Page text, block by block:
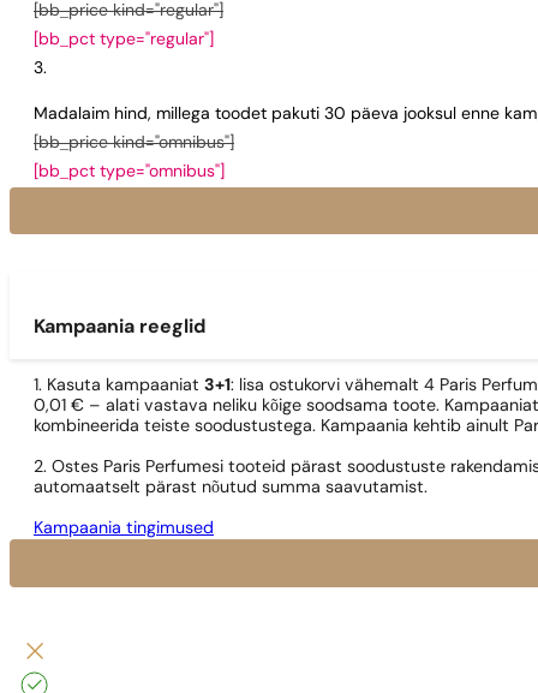
[bb_price kind="regular"]
[bb_pct type="regular"]
Madalaim hind, millega toodet pakuti 30 päeva jooksul enne
[bb_price kind="omnibus"]
[bb_pct type="omnibus"]
Kampaania reeglid
1. Kasuta kampaaniat 3+1: lisa ostukorvi vähemalt 4 Paris
0,01 € – alati vastava neliku kõige soodsama toote.
kombineerida teiste soodustustega. Kampaania kehtib ainult
2. Ostes Paris Perfumesi tooteid pärast soodustuste
automaatselt pärast nõutud summa saavutamist.
Kampaania tingimused